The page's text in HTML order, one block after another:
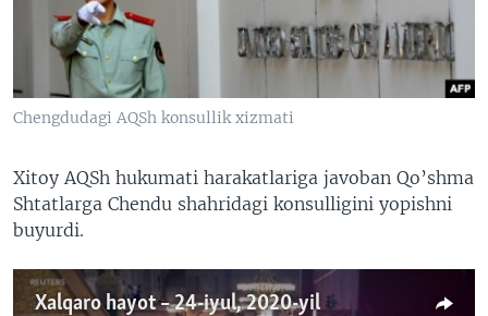
VIDEO
XABARLAR SURATLARDA
ODNOKLASSNIKI
TELEGRAM
TWITTER
Chengdudagi AQSh konsullik xizmati
Xitoy AQSh hukumati harakatlariga javoban Qo’shma
Shtatlarga Chendu shahridagi konsulligini yopishni
buyurdi.
Xalqaro hayot – 24-iyul, 2020-yil